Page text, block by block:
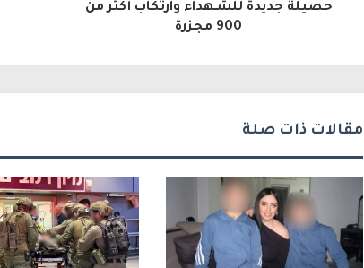
ك
ت
ر
و
ن
ي
حصيلة جديدة للشـهداء وارتكاب أكثر من
900 مجزرة
مقالات ذات صلة